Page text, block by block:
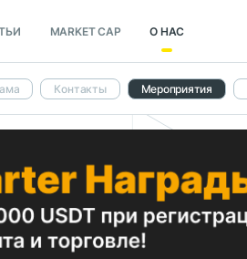
MARKET CAP О НАС
Контакты Мероприятия